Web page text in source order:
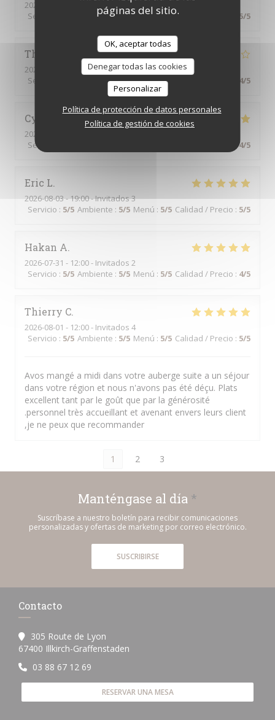
páginas del sitio.
OK, aceptar todas
Denegar todas las cookies
Personalizar
Política de protección de datos personales
Política de gestión de cookies
2026-08-06
- 19:15 - Invitados 2
Servicio
Ambiente: 5/5 Menú : 5/5 Calidad / Precio 5/5
Thiti
2026-08-06
- 20:00 - Invitados 3
Servicio
Ambiente:4/5 Menú:4/5 4/5
Cynthia
2026-08-01
Servicio
4/5
Eric L
2026-08-03- 19:00 - Invitados 3
Servicio : 5/5 Ambiente : 5/5 Menú : 5/5 Calidad / Precio : 5/5
Hakan A
2026-07-31 - 12:00 - Invitados 2
Servicio : 5/5 Ambiente : 5/5 Menú : 5/5 Calidad / Precio : 4/5
Thierry C
2026-08-01 - 12:00 - Invitados 4
Servicio : 5/5 Ambiente : 5/5 Menú : 5/5 Calidad / Precio : 5/5
Avos mangé a midi dans votre auberge suite a un séjour
dans votre région et nous n'avons pas été déçu. Plats
excellent tant par le goût que par la générosité
.personnel très accueillant et avenant envers leurs client
,je ne peux que recommander
1 2 3
Manténgase al día *
Suscríbase a nuestro boletín para recibir comunicaciones
personalizadas y ofertas de marketing por correo electrónico.
SUSCRIBIRSE
Contacto
305 Route de Lyon
67400 Illkirch-Graffenstaden
03 88 67 12 69
RESERVAR UNA MESA